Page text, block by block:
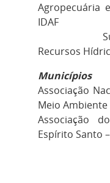
Agropecuária
IDAF
Suplente
Recursos
Municípios
Associação
Meio Ambiente
Associação
Espírito Santo